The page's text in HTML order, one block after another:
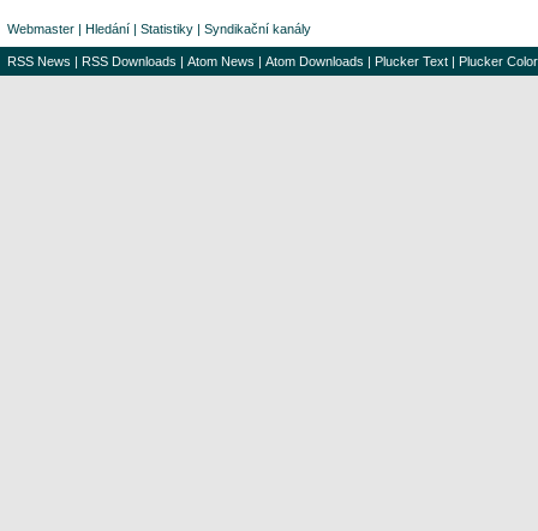
Webmaster | Hledání | Statistiky | Syndikační kanály
RSS News | RSS Downloads | Atom News | Atom Downloads | Plucker Text | Plucker Color